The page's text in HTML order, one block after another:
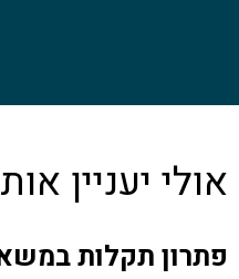
אולי יעניין
פתרון תקלות